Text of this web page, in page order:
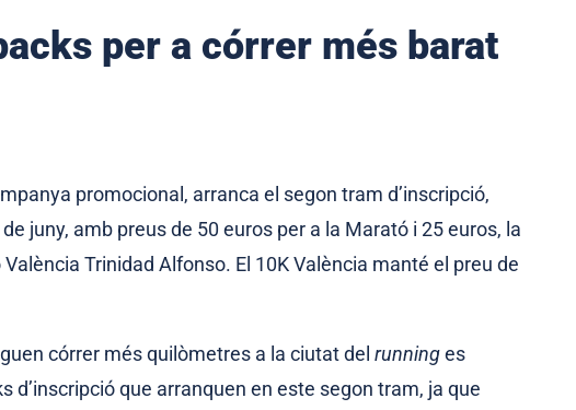
per a córrer més barat
promocional, arranca el segon tram d’inscripció,
juny, amb preus de 50 euros per a la Marató i 25 euros, la
Trinidad Alfonso. El 10K València manté el preu de
córrer més quilòmetres a la ciutat del runninges
d’inscripció que arranquen en este segon tram, ja que